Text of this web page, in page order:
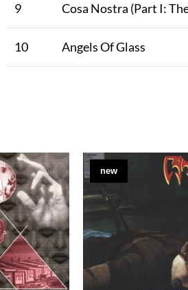
9 Cosa Nostra (Part I:
10 Angels Of Glass
new